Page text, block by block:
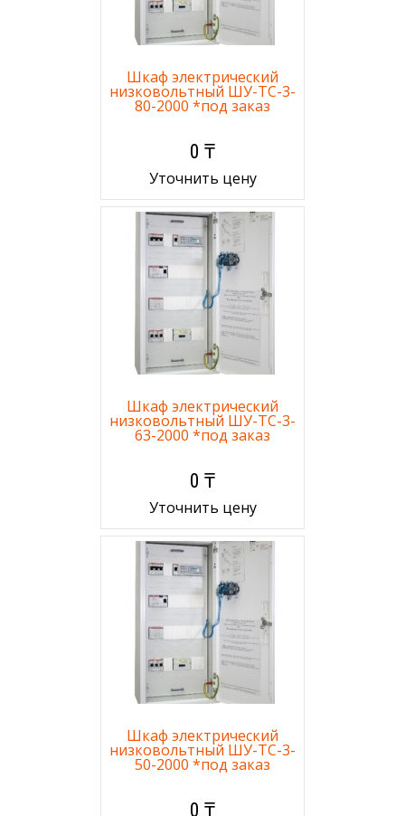
Шкаф электрический
низковольтный ШУ-ТС-3-
80-2000 *под заказ
0 ₸
Уточнить цену
Шкаф электрический
низковольтный ШУ-ТС-3-
63-2000 *под заказ
0 ₸
Уточнить цену
Шкаф электрический
низковольтный ШУ-ТС-3-
50-2000 *под заказ
0 ₸